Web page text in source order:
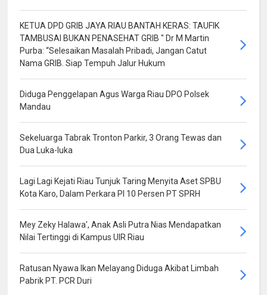
KETUA DPD GRIB JAYA RIAU BANTAH KERAS: TAUFIK
TAMBUSAI BUKAN PENASEHAT GRIB " Dr M Martin
Purba: “Selesaikan Masalah Pribadi, Jangan Catut
Nama GRIB. Siap Tempuh Jalur Hukum
Diduga Penggelapan Agus Warga Riau DPO Polsek
Mandau
Sekeluarga Tabrak Tronton Parkir, 3 Orang Tewas dan
Dua Luka-luka
Lagi Lagi Kejati Riau Tunjuk Taring Menyita Aset SPBU
Kota Karo, Dalam Perkara PI 10 Persen PT SPRH
Mey Zeky Halawa', Anak Asli Putra Nias Mendapatkan
Nilai Tertinggi di Kampus UIR Riau
Ratusan Nyawa Ikan Melayang Diduga Akibat Limbah
Pabrik PT. PCR Duri